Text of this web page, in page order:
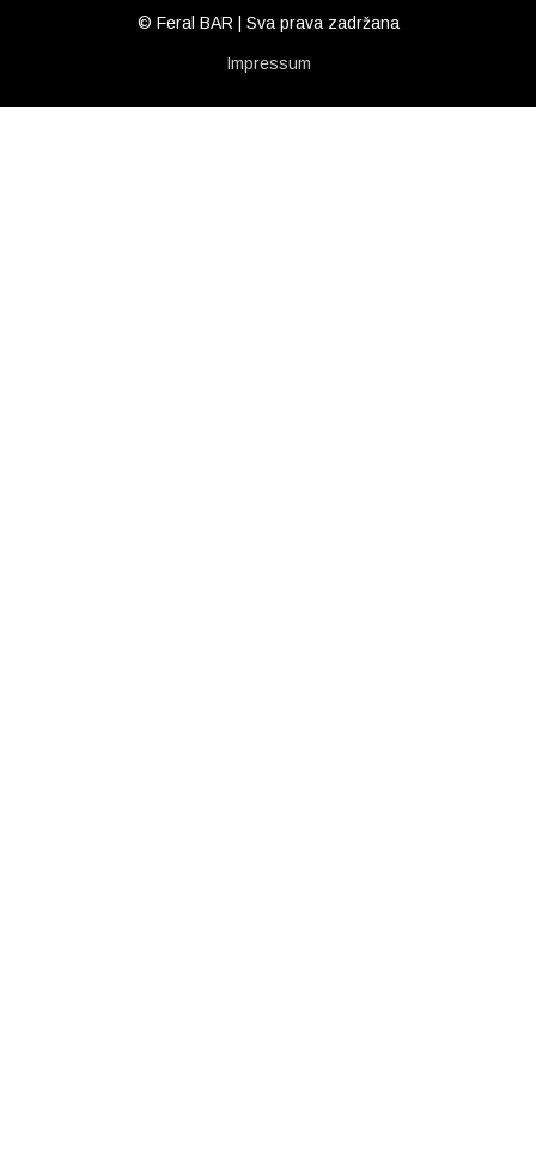
© Feral BAR | Sva prava zadržana
Impressum